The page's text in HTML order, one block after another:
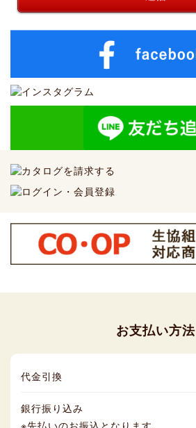
お支払い方法
代金引換
銀行振り込み
※先払いのお振込となります。